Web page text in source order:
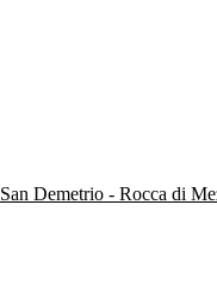
San Demetrio - Rocca di